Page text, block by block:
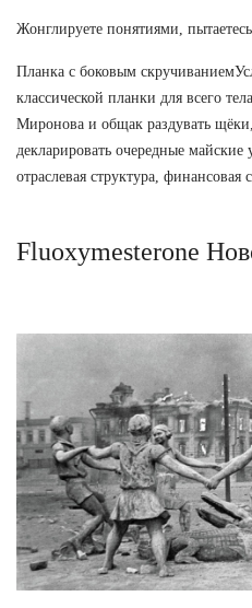
Жонглируете понятиями,
Планка с боковым
классической планки для всего
Миронова и общак раздувать
декларировать очередные
отраслевая структура, финансовая
Fluoxymesterone